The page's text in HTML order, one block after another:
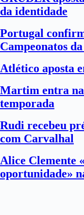
da identidade
Portugal
Campeonatos
Atlético aposta
Martim entra
temporada
Rudi recebeu
com Carvalhal
Alice Clemente
oportunidade»